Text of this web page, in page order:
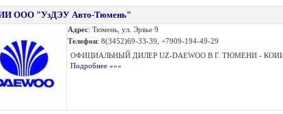
ООО "УзДЭУ Авто-Тюмень"
Адрес: Тюмень, ул. Эрвье 9
Телефон: 8(3452)69-33-39, +7909-194-49-29
ОФИЦИАЛЬНЫЙ ДИЛЕР UZ-DAEWOO В Г. ТЮМЕНИ - КОИИ
Подробнее »»»